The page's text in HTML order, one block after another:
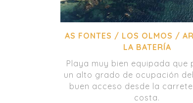
AS FONTES / LOS OLMOS /
LA BATERÍA
Playa muy bien equipada que
un alto grado de ocupación
buen acceso desde la
costa.